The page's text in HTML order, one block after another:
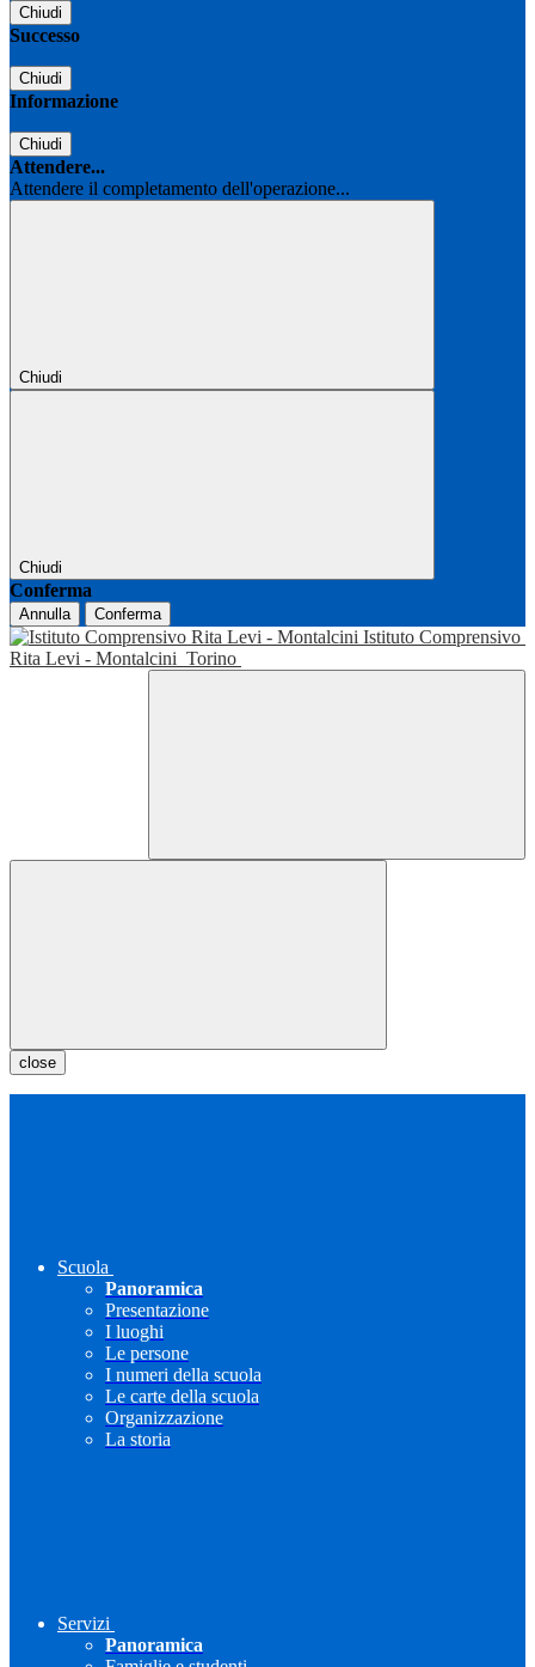
Chiudi
Successo
Chiudi
Informazione
Chiudi
Attendere...
Attendere il completamento dell'operazione...
Chiudi
Chiudi
Conferma
Annulla Conferma
Istituto Comprensivo
Rita Levi - Montalcini Torino
close
Scuola
Panoramica
Presentazione
I luoghi
Le persone
I numeri della scuola
Le carte della scuola
Organizzazione
La storia
Servizi
Panoramica